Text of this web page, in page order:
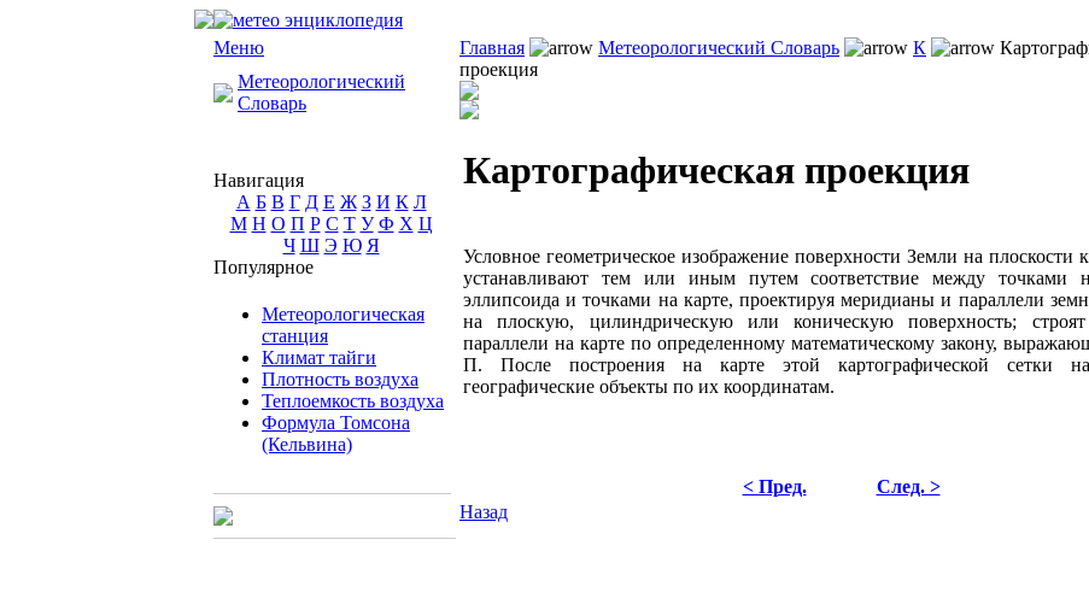
Меню
Метеорологический
Словарь
Навигация
А Б В Г Д Е Ж З И К Л
М Н О П Р С Т У Ф Х Ц
Ч Ш Э Ю Я
Популярное
Метеорологическая
станция
Климат тайги
Плотность воздуха
Теплоемкость воздуха
Формула Томсона
(Кельвина)
Главная Метеорологический Словарь К
проекция
Картографическая проекция
Условное геометрическое изображение поверхности Земли на плоскости
устанавливают тем или иным путем соответствие между точками
эллипсоида и точками на карте, проектируя меридианы и параллели
на плоскую, цилиндрическую или коническую поверхность;
параллели на карте по определенному математическому закону,
П. После построения на карте этой картографической сетки
географические объекты по их координатам.
< Пред.
След. >
Назад